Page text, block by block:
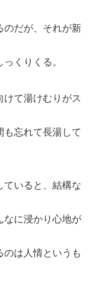
のだが、それが新
くりくる。
けて湯けむりがス
も忘れて長湯して
ていると、結構な
なに浸かり心地が
のは人情というも